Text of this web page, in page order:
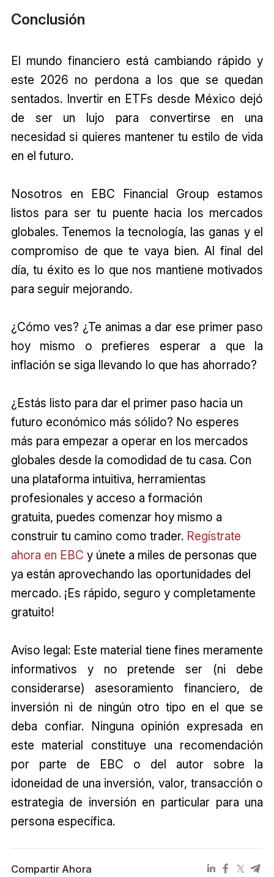
Conclusión
El mundo financiero está cambiando rápido y
este 2026 no perdona a los que se quedan
sentados. Invertir en ETFs desde México dejó
de ser un lujo para convertirse en una
necesidad si quieres mantener tu estilo de vida
en el futuro.
Nosotros en EBC Financial Group estamos
listos para ser tu puente hacia los mercados
globales. Tenemos la tecnología, las ganas y el
compromiso de que te vaya bien. Al final del
día, tu éxito es lo que nos mantiene motivados
para seguir mejorando.
¿Cómo ves? ¿Te animas a dar ese primer paso
hoy mismo o prefieres esperar a que la
inflación se siga llevando lo que has ahorrado?
¿Estás listo para dar el primer paso hacia un
futuro económico más sólido? No esperes
más para empezar a operar en los mercados
globales desde la comodidad de tu casa. Con
una plataforma intuitiva, herramientas
profesionales y acceso a formación
gratuita, puedes comenzar hoy mismo a
construir tu camino como trader. Regístrate
ahora en EBC y únete a miles de personas que
ya están aprovechando las oportunidades del
mercado. ¡Es rápido, seguro y completamente
gratuito!
Aviso legal: Este material tiene fines meramente
informativos y no pretende ser (ni debe
considerarse) asesoramiento financiero, de
inversión ni de ningún otro tipo en el que se
deba confiar. Ninguna opinión expresada en
este material constituye una recomendación
por parte de EBC o del autor sobre la
idoneidad de una inversión, valor, transacción o
estrategia de inversión en particular para una
persona específica.
Compartir Ahora